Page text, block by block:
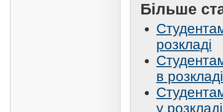
Більше
розкладі
в розкладі
у розкладі